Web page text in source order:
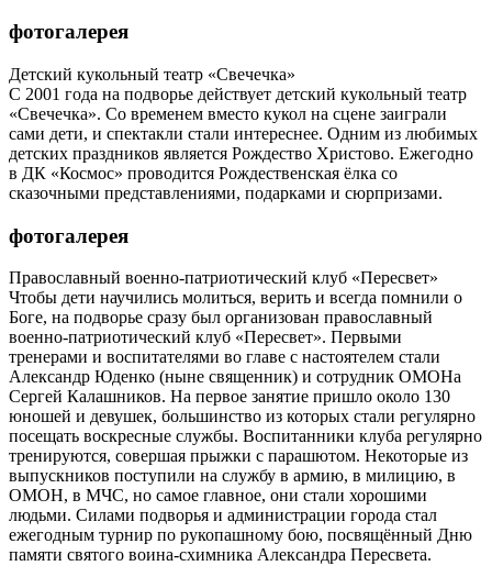
фотогалерея
Детский кукольный театр «Свечечка»
С 2001 года на подворье действует детский кукольный театр
«Свечечка». Со временем вместо кукол на сцене заиграли
сами дети, и спектакли стали интереснее. Одним из любимых
детских праздников является Рождество Христово. Ежегодно
в ДК «Космос» проводится Рождественская ёлка со
сказочными представлениями, подарками и сюрпризами.
фотогалерея
Православный военно-патриотический клуб «Пересвет»
Чтобы дети научились молиться, верить и всегда помнили о
Боге, на подворье сразу был организован православный
военно-патриотический клуб «Пересвет». Первыми
тренерами и воспитателями во главе с настоятелем стали
Александр Юденко (ныне священник) и сотрудник ОМОНа
Сергей Калашников. На первое занятие пришло около 130
юношей и девушек, большинство из которых стали регулярно
посещать воскресные службы. Воспитанники клуба регулярно
тренируются, совершая прыжки с парашютом. Некоторые из
выпускников поступили на службу в армию, в милицию, в
ОМОН, в МЧС, но самое главное, они стали хорошими
людьми. Силами подворья и администрации города стал
ежегодным турнир по рукопашному бою, посвящённый Дню
памяти святого воина-схимника Александра Пересвета.